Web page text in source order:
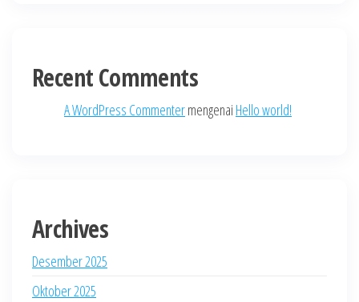
Recent Comments
A WordPress Commentermengenai Hello world!
Archives
Desember 2025
Oktober 2025